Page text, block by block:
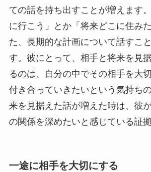
ての話を持ち出すことが増えます
に行こう」とか「将来どこに住み
た、長期的な計画について話すこ
す。彼にとって、相手と将来を見
るのは、自分の中でその相手を大
付き合っていきたいという気持ち
来を見据えた話が増えた時は、彼
の関係を深めたいと感じている証拠
一途に相手を大切にする